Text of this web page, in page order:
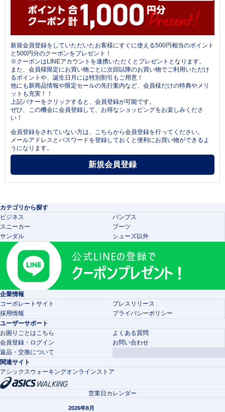
新規会員登録をしていただいたお客様にすぐに使える500円相当のポイント
と500円分のクーポンをプレゼント！
※クーポンはLINEアカウントを連携いただくとプレゼントとなります。
また、会員様限定にお買い物ごとに次回以降のお買い物でご利用いただけ
るポイントや、誕生日月には特別割引もご用意！
他にも新商品情報や限定セールの先行案内など、会員様だけの特典やメリ
ットも充実！！
上記バナーをクリックすると、会員登録が可能です。
ぜひ、この機会に会員登録して、お得なショッピングをお楽しみくださ
い！
会員登録をされていない方は、こちらから会員登録を行ってください。
メールアドレスとパスワードを登録しておくと便利にお買い物ができるよ
うになります。
カテゴリから探す
ビジネス
パンプス
スニーカー
ブーツ
サンダル
シューズ以外
企業情報
コーポレートサイト
プレスリリース
採用情報
プライバシーポリシー
ユーザーサポート
お困りごとはこちら
よくある質問
会員登録・ログイン
お問い合わせ
返品・交換について
関連サイト
アシックスウォーキングオンラインストア
営業日カレンダー
2026年8月